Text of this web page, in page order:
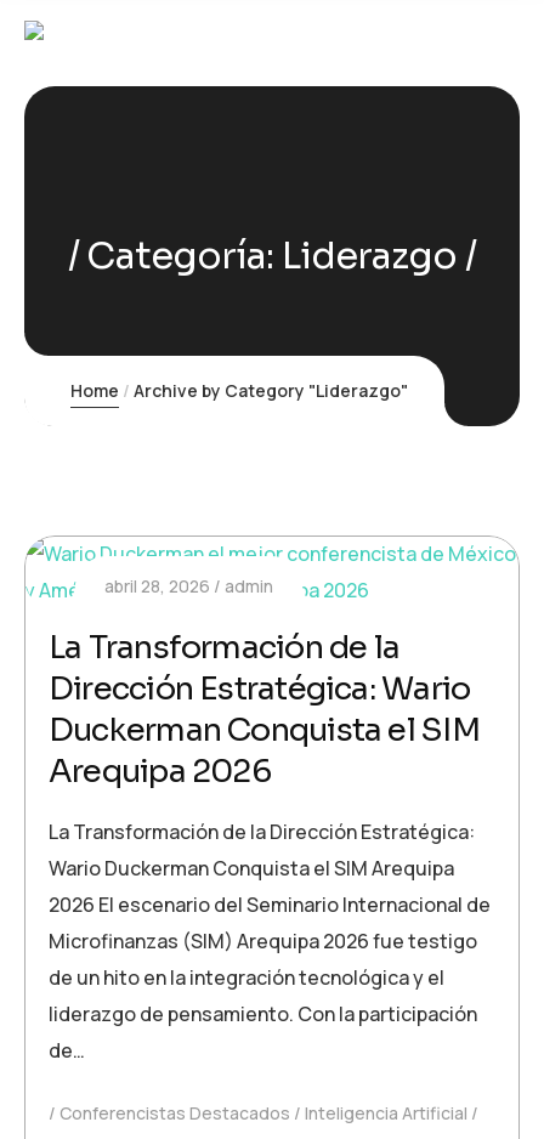
Categoría: Liderazgo
Home Archive by Category "Liderazgo"
abril 28, 2026 admin
La Transformación de la
Dirección Estratégica: Wario
Duckerman Conquista el SIM
Arequipa 2026
La Transformación de la Dirección Estratégica:
Wario Duckerman Conquista el SIM Arequipa
2026 El escenario del Seminario Internacional de
Microfinanzas (SIM) Arequipa 2026 fue testigo
de un hito en la integración tecnológica y el
liderazgo de pensamiento. Con la participación
de…
Conferencistas Destacados
Inteligencia Artificial